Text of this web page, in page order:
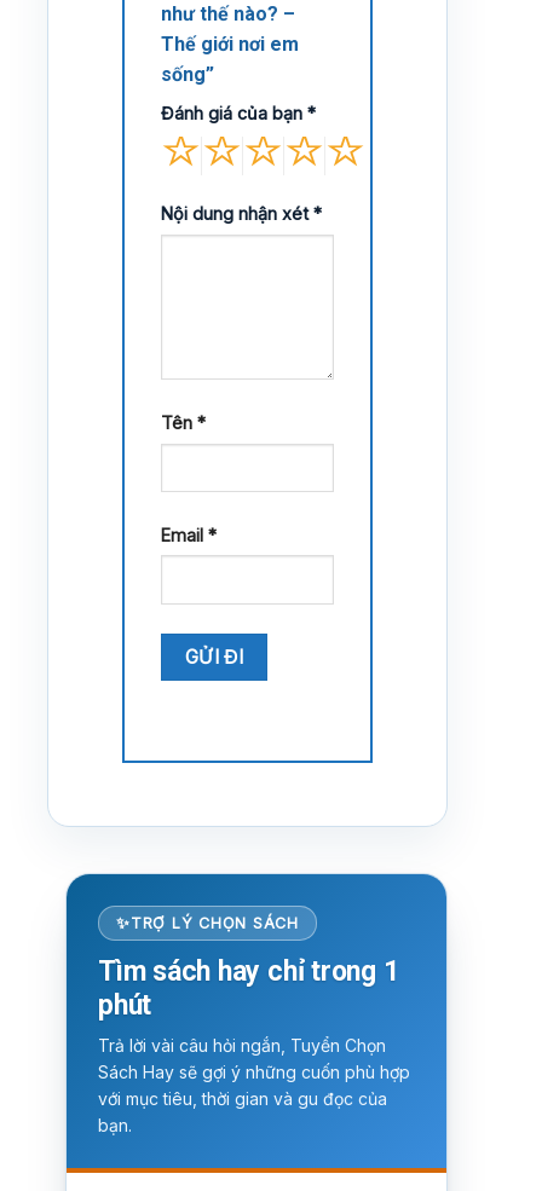
như thế nào? –
Thế giới nơi em
sống”
Đánh giá của bạn *
Nội dung nhận xét*
Tên *
Email *
TRỢ LÝ CHỌN SÁCH
Tìm sách hay chỉ trong 1
phút
Trả lời vài câu hỏi ngắn, Tuyển Chọn
Sách Hay sẽ gợi ý những cuốn phù hợp
với mục tiêu, thời gian và gu đọc của
bạn.